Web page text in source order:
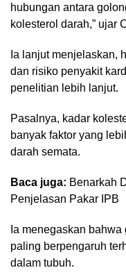
hubungan antara
kolesterol darah,” ujar
Ia lanjut menjelaskan,
dan risiko penyakit
penelitian lebih lanjut.
Pasalnya, kadar
banyak faktor yang
darah semata.
Baca juga: Benarkah
Penjelasan Pakar IPB
Ia menegaskan
paling berpengaruh
dalam tubuh.